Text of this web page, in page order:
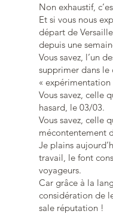
Non exhaustif,
Et si vous nous
départ de
depuis une
Vous savez, l’un
supprimer dans le
«
Vous savez, celle
hasard, le 03/03.
Vous savez, celle
mécontentement
Je plains
travail, le font
voyageurs.
Car grâce à la
considération de
sale réputation !